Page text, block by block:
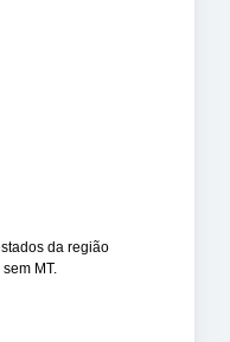
da região
MT.